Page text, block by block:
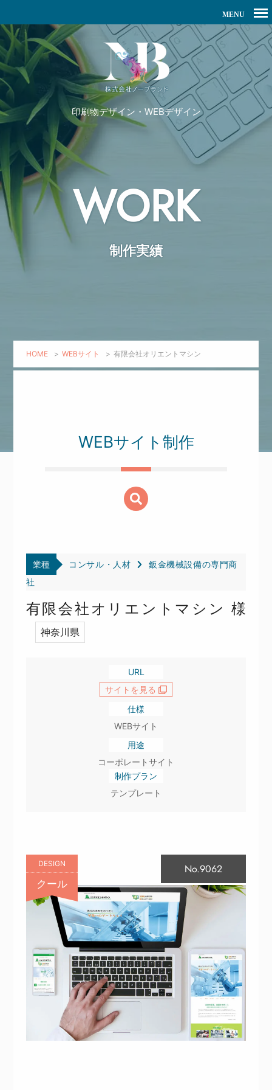
印刷物デザイン・WEBデザイン
WORK
制作実績
HOME > WEBサイト > 有限会社オリエントマシン
WEBサイト制作
業種 コンサル・人材
鈑金機械設備の専門商
社
有限会社オリエントマシン 様
神奈川県
URL
サイトを見る
仕様
WEBサイト
用途
コーポレートサイト
制作プラン
テンプレート
DESIGN
クール
No.9062